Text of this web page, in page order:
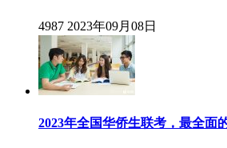
4987 2023年09月08日
2023年全国华侨生联考，最全面